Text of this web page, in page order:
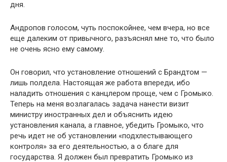
дня.
Андропов голосом, чуть поспокойнее, чем вчера, но все
еще далеким от привычного, разъяснял мне то, что было
не очень ясно ему самому.
Он говорил, что установление отношений с Брандтом —
лишь полдела. Настоящая же работа впереди, ибо
наладить отношения с канцлером проще, чем с Громыко.
Теперь на меня возлагалась задача нанести визит
министру иностран­ных дел и объяснить идею
установления канала, а главное, убедить Громыко, что
речь идет не об установлении «подхле­стывающего
контроля» за его деятельностью, а о благе для
государства. Я должен был превратить Громыко из